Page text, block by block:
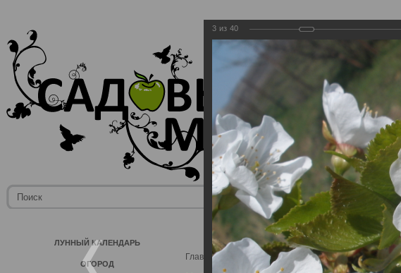
ЛУННЫЙ КАЛЕНДАРЬ
ОГОРОД
YouTube Статьи
Главная→ Фотогалерея пользователей→Ильяс
3 из 40